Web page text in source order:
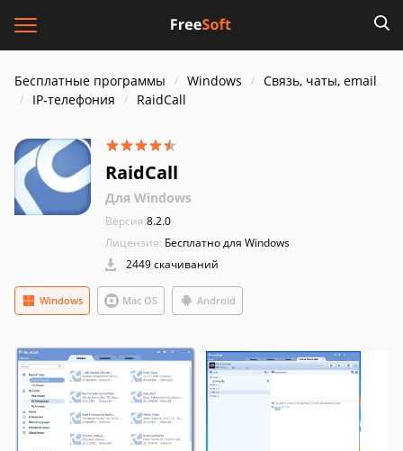
Бесплатные программы Windows
Связь, чаты, email
IP-телефония
RaidCall
RaidCall
Для Windows
Версия:8.2.0
Лицензия: Бесплатно для Windows
2449 скачиваний
Windows Mac OS Android